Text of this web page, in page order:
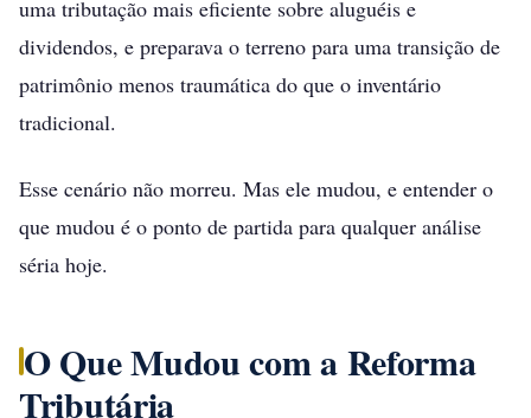
uma tributação mais eficiente sobre aluguéis e
dividendos, e preparava o terreno para uma transição de
patrimônio menos traumática do que o inventário
tradicional.
Esse cenário não morreu. Mas ele mudou, e entender o
que mudou é o ponto de partida para qualquer análise
séria hoje.
O Que Mudou com a Reforma
Tributária